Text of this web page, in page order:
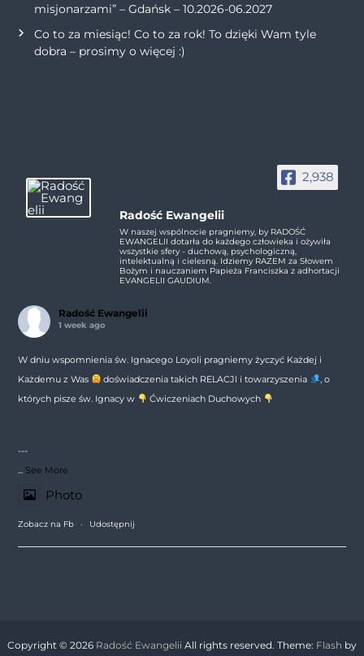
misjonarzami” – Gdańsk – 10.2026-06.2027
Co to za miesiąc! Co to za rok! To dzięki Wam tyle
dobra – prosimy o więcej :)
2,938
Radość Ewangelii
W naszej wspólnocie pragniemy, by RADOŚĆ
EWANGELII dotarła do każdego człowieka i ożywiła
wszystkie sfery - duchową, psychologiczną,
intelektualną i cielesną. Idziemy RAZEM za Słowem
Bożym i nauczaniem Papieża Franciszka z adhortacji
EVANGELII GAUDIUM.
Radość Ewangelii
1 week ago
W dniu wspomnienia św. Ignacego Loyoli pragniemy życzyć Każdej i
Każdemu z Was
doświadczenia takich RELACJI i towarzyszenia
, o
których pisze św. Ignacy w
Ćwiczeniach Duchowych
---
See More
Photo
Zobacz na Fb · Udostępnij
Copyright © 2026 Radość Ewangelii All rights reserved. Theme: Flash by